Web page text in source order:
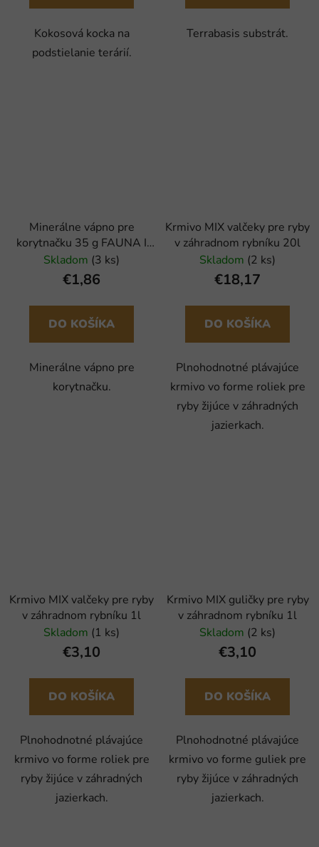
Kokosová kocka na
podstielanie terárií.
Terrabasis substrát.
Minerálne vápno pre
korytnačku 35 g FAUNA I
FLORA
Skladom (3 ks)
€1,86
DO KOŠÍKA
Minerálne vápno pre
korytnačku.
Krmivo MIX valčeky pre ryby
v záhradnom rybníku 20l
Skladom (2 ks)
€18,17
DO KOŠÍKA
Plnohodnotné plávajúce
krmivo vo forme roliek pre
ryby žijúce v záhradných
jazierkach.
Krmivo MIX valčeky pre ryby
v záhradnom rybníku 1l
Skladom (1 ks)
€3,10
DO KOŠÍKA
Plnohodnotné plávajúce
krmivo vo forme roliek pre
ryby žijúce v záhradných
jazierkach.
Krmivo MIX guličky pre ryby
v záhradnom rybníku 1l
Skladom (2 ks)
€3,10
DO KOŠÍKA
Plnohodnotné plávajúce
krmivo vo forme guliek pre
ryby žijúce v záhradných
jazierkach.